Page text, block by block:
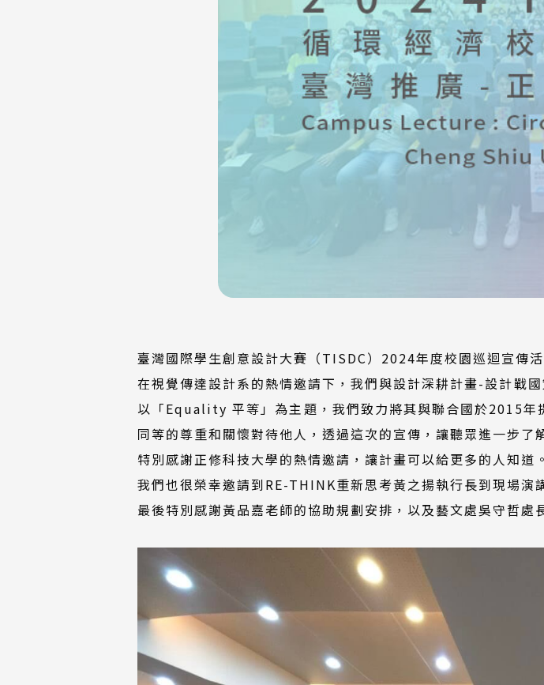
臺灣國際學生創意設計大賽（TISDC）2024年度校園巡迴宣傳
在視覺傳達設計系的熱情邀請下，我們與設計深耕計畫-設計戰
以「Equality 平等」為主題，我們致力將其與聯合國於2015
同等的尊重和關懷對待他人，透過這次的宣傳，讓聽眾進一步了
特別感謝正修科技大學的熱情邀請，讓計畫可以給更多的人知道
我們也很榮幸邀請到RE-THINK重新思考黃之揚執行長到現場演
最後特別感謝黃品嘉老師的協助規劃安排，以及藝文處吳守哲處